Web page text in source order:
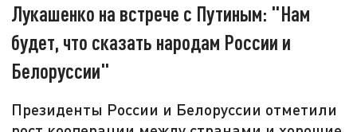
Лукашенко на встрече с Путиным: "Нам
будет, что сказать народам России и
Белоруссии"
Президенты России и Белоруссии отметили